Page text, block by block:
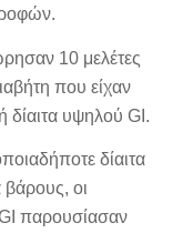
10 μελέτες
που είχαν
δίαιτα υψηλού GI.
δίαιτα
οι
παρουσίασαν